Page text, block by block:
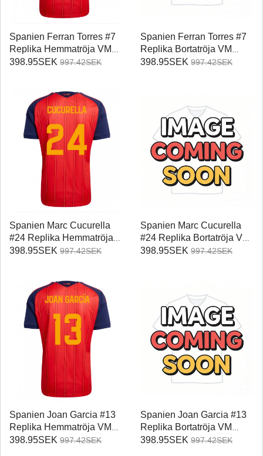
Spanien Ferran Torres #7
Replika Hemmatröja VM
2026 Kortärmad
398.95SEK 997.42SEK
Spanien Ferran Torres #7
Replika Bortatröja VM
2026 Kortärmad
398.95SEK 997.42SEK
Spanien Marc Cucurella
#24 Replika Hemmatröja
VM 2026 Kortärmad
398.95SEK 997.42SEK
Spanien Marc Cucurella
#24 Replika Bortatröja VM
2026 Kortärmad
398.95SEK 997.42SEK
Spanien Joan Garcia #13
Replika Hemmatröja VM
2026 Kortärmad
398.95SEK 997.42SEK
Spanien Joan Garcia #13
Replika Bortatröja VM
2026 Kortärmad
398.95SEK 997.42SEK